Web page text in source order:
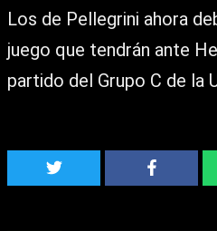
Los de Pellegrini ahora
juego que tendrán ante
partido del Grupo C de la